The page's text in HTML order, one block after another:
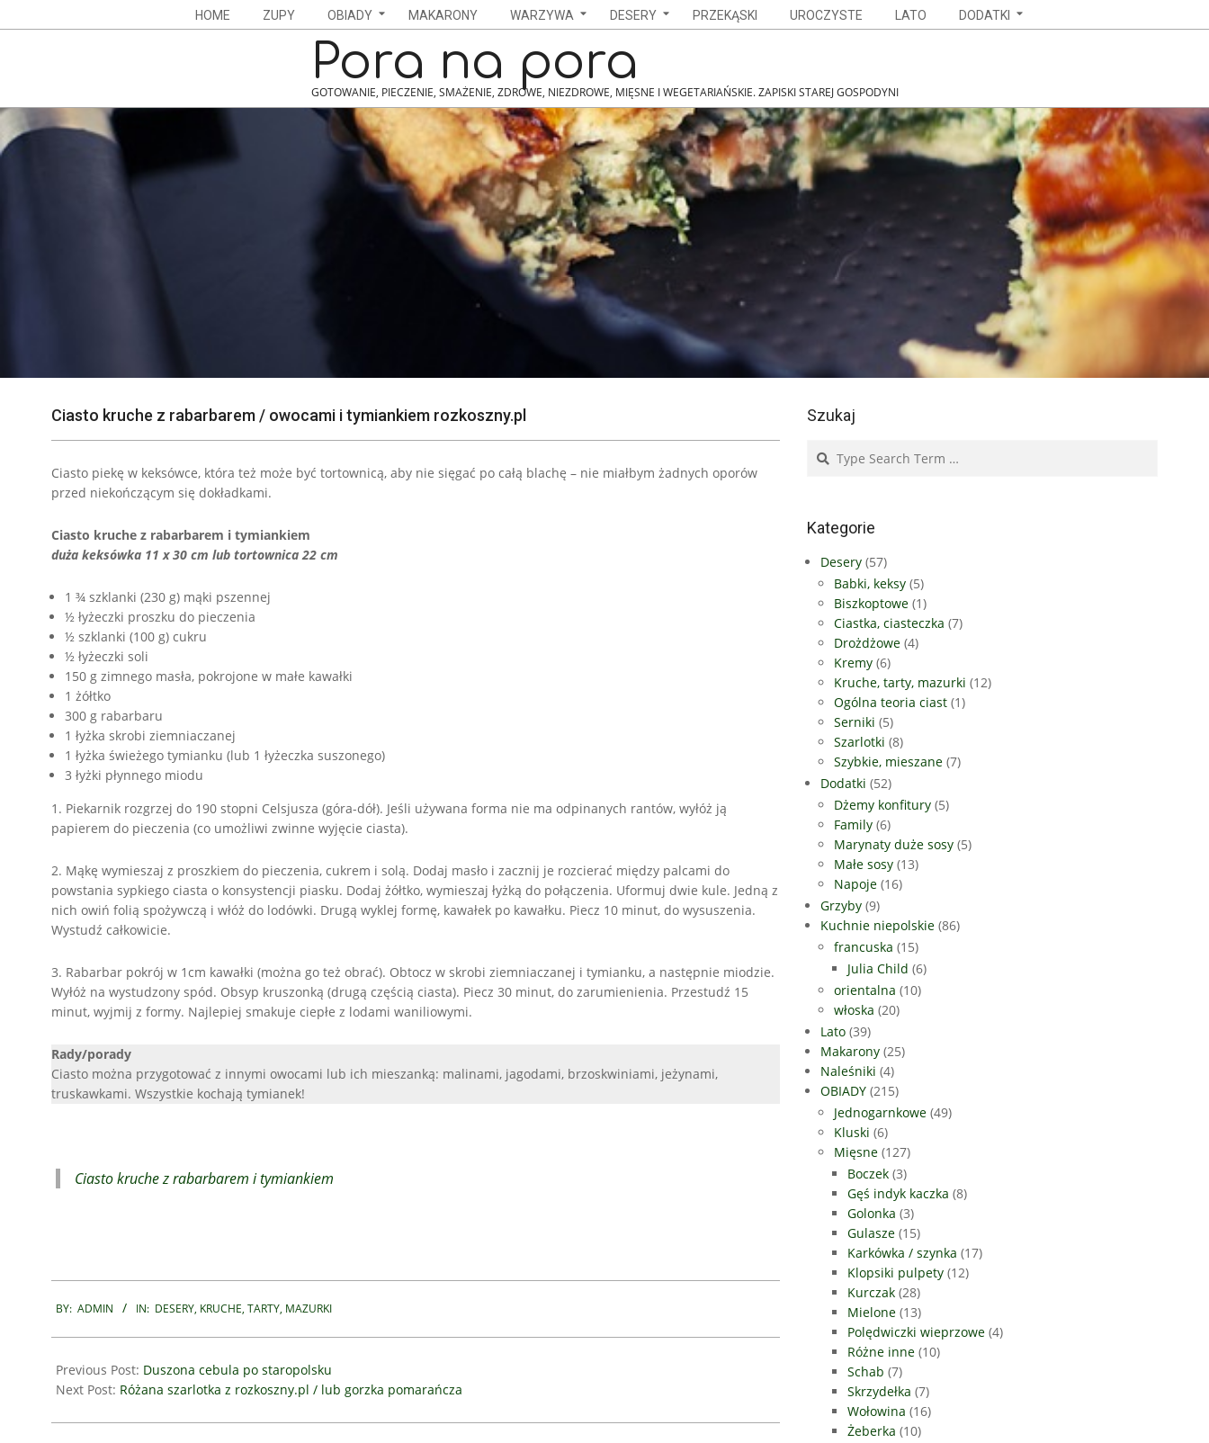
to
Menu
HOME ZUPY OBIADY MAKARONY WARZYWA DESERY PRZEKĄSKI UROCZYSTE LATO DODATKI
Pora na pora
GOTOWANIE, PIECZENIE, SMAŻENIE, ZDROWE, NIEZDROWE, MIĘSNE I WEGETARIAŃSKIE. ZAPISKI STAREJ GOSPODYNI
Ciasto kruche z rabarbarem / owocami i tymiankiem rozkoszny.pl
Ciasto piekę w keksówce, która też może być tortownicą, aby nie sięgać po całą blachę – nie miałbym żadnych oporów
przed niekończącym się dokładkami.
Ciasto kruche z rabarbarem i tymiankiem
duża keksówka 11 x 30 cm lub tortownica 22 cm
1 ¾ szklanki (230 g) mąki pszennej
½ łyżeczki proszku do pieczenia
½ szklanki (100 g) cukru
½ łyżeczki soli
150 g zimnego masła, pokrojone w małe kawałki
1 żółtko
300 g rabarbaru
1 łyżka skrobi ziemniaczanej
1 łyżka świeżego tymianku (lub 1 łyżeczka suszonego)
3 łyżki płynnego miodu
1. Piekarnik rozgrzej do 190 stopni Celsjusza (góra-dół). Jeśli używana forma nie ma odpinanych rantów, wyłóż ją
papierem do pieczenia (co umożliwi zwinne wyjęcie ciasta).
2. Mąkę wymieszaj z proszkiem do pieczenia, cukrem i solą. Dodaj masło i zacznij je rozcierać między palcami do
powstania sypkiego ciasta o konsystencji piasku. Dodaj żółtko, wymieszaj łyżką do połączenia. Uformuj dwie kule. Jedną z
nich owiń folią spożywczą i włóż do lodówki. Drugą wyklej formę, kawałek po kawałku. Piecz 10 minut, do wysuszenia.
Wystudź całkowicie.
3. Rabarbar pokrój w 1cm kawałki (można go też obrać). Obtocz w skrobi ziemniaczanej i tymianku, a następnie miodzie.
Wyłóż na wystudzony spód. Obsyp kruszonką (drugą częścią ciasta). Piecz 30 minut, do zarumienienia. Przestudź 15
minut, wyjmij z formy. Najlepiej smakuje ciepłe z lodami waniliowymi.
Rady/porady
Ciasto można przygotować z innymi owocami lub ich mieszanką: malinami, jagodami, brzoskwiniami, jeżynami,
truskawkami. Wszystkie kochają tymianek!
Ciasto kruche z rabarbarem i tymiankiem
05-
BY: ADMIN IN: DESERY, KRUCHE, TARTY, MAZURKI
Previous Post: Duszona cebula po staropolsku
Next Post: Różana szarlotka z rozkoszny.pl / lub gorzka pomarańcza
Szukaj
Search
Kategorie
Desery (57)
Babki, keksy (5)
Biszkoptowe (1)
Ciastka, ciasteczka (7)
Drożdżowe (4)
Kremy (6)
Kruche, tarty, mazurki (12)
Ogólna teoria ciast (1)
Serniki (5)
Szarlotki (8)
Szybkie, mieszane (7)
Dodatki (52)
Dżemy konfitury (5)
Family (6)
Marynaty duże sosy (5)
Małe sosy (13)
Napoje (16)
Grzyby (9)
Kuchnie niepolskie (86)
francuska (15)
Julia Child (6)
orientalna (10)
włoska (20)
Lato (39)
Makarony (25)
Naleśniki (4)
OBIADY (215)
Jednogarnkowe (49)
Kluski (6)
Mięsne (127)
Boczek (3)
Gęś indyk kaczka (8)
Golonka (3)
Gulasze (15)
Karkówka / szynka (17)
Klopsiki pulpety (12)
Kurczak (28)
Mielone (13)
Polędwiczki wieprzowe (4)
Różne inne (10)
Schab (7)
Skrzydełka (7)
Wołowina (16)
Żeberka (10)